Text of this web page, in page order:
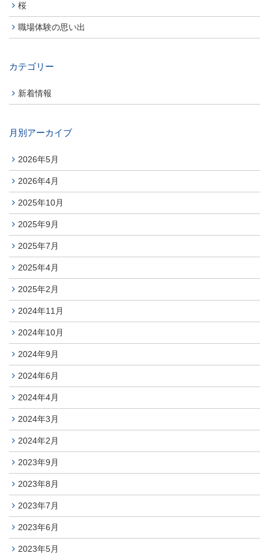
桜
職場体験の思い出
カテゴリー
新着情報
月別アーカイブ
2026年5月
2026年4月
2025年10月
2025年9月
2025年7月
2025年4月
2025年2月
2024年11月
2024年10月
2024年9月
2024年6月
2024年4月
2024年3月
2024年2月
2023年9月
2023年8月
2023年7月
2023年6月
2023年5月